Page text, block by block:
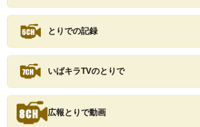
とりでの記録
いばキラTVのとりで
広報とりで動画